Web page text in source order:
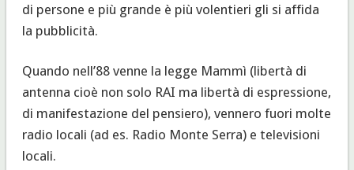
di persone e più grande è più volentieri gli si affida
la pubblicità.
Quando nell’88 venne la legge Mammì (libertà di
antenna cioè non solo RAI ma libertà di espressione,
di manifestazione del pensiero), vennero fuori molte
radio locali (ad es. Radio Monte Serra) e televisioni
locali.